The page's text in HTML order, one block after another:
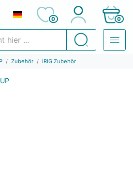
Suchen
0 0
Zubehör IRIG Zubehör